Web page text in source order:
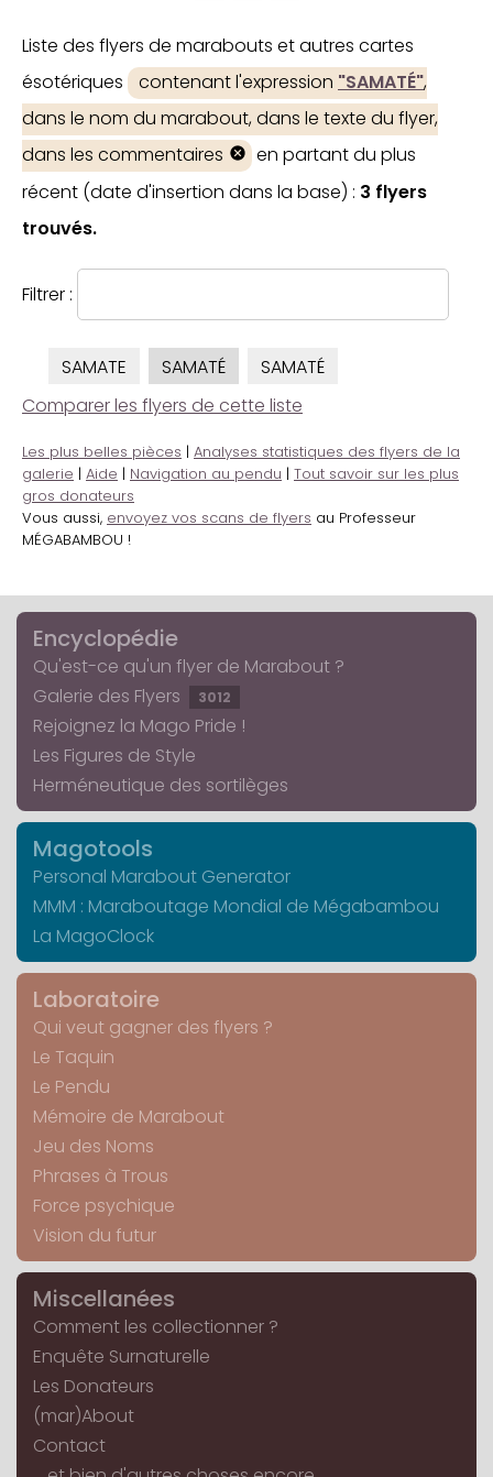
Liste des flyers de marabouts et autres cartes
ésotériques
contenant l'expression "SAMATÉ",
dans le nom du marabout, dans le texte du flyer,
dans les commentaires
en partant du plus
récent (date d'insertion dans la base) : 3 flyers
trouvés.
Filtrer :
SAMATE SAMATÉ
SAMATÉ
Comparer les flyers de cette liste
Les plus belles pièces | Analyses statistiques des flyers de la
galerie | Aide | Navigation au pendu | Tout savoir sur les plus
gros donateurs
Vous aussi, envoyez vos scans de flyers au Professeur
MÉGABAMBOU !
Encyclopédie
Qu'est-ce qu'un flyer de Marabout ?
Galerie des Flyers
3012
Rejoignez la Mago Pride !
Les Figures de Style
Herméneutique des sortilèges
Magotools
Personal Marabout Generator
MMM : Maraboutage Mondial de Mégabambou
La MagoClock
Laboratoire
Qui veut gagner des flyers ?
Le Taquin
Le Pendu
Mémoire de Marabout
Jeu des Noms
Phrases à Trous
Force psychique
Vision du futur
Miscellanées
Comment les collectionner ?
Enquête Surnaturelle
Les Donateurs
(mar)About
Contact